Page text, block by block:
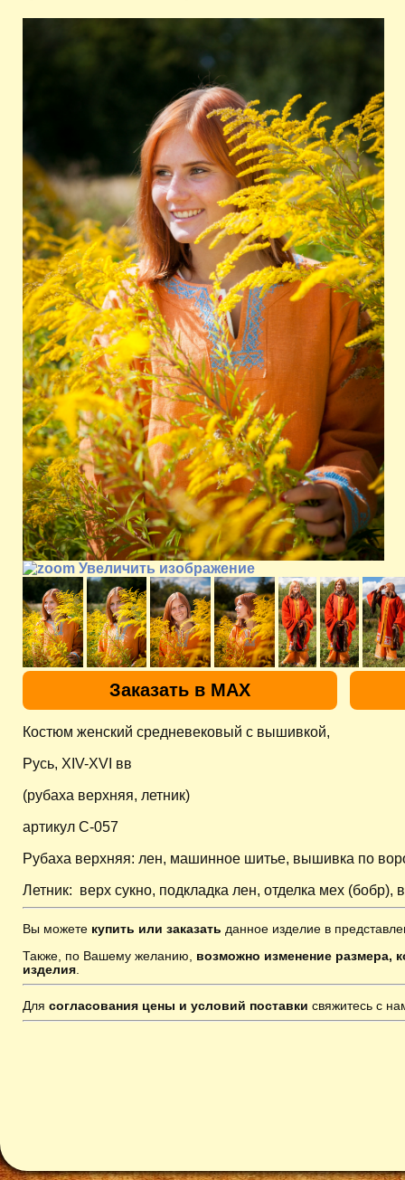
Увеличить изображение
Заказать в MAX
Костюм женский средневековый с вышивкой,
Русь, XIV-XVI вв
(рубаха верхняя, летник)
артикул C-057
Рубаха верхняя: лен, машинное шитье, вышивка по
Летник: верх сукно, подкладка лен, отделка мех
Вы можете купить или заказать данное изделие в
Также, по Вашему желанию, возможно изменение размера,
изделия
Для согласования цены и условий поставки свяжитесь с